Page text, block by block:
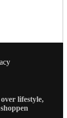
lifestyle,